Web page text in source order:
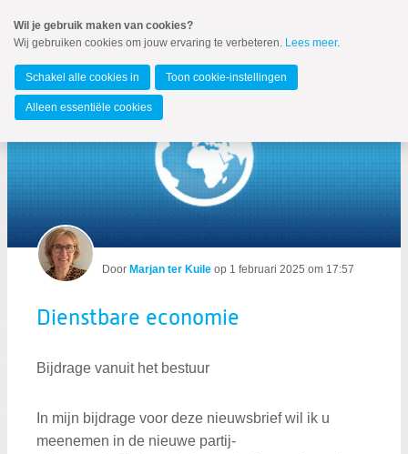
naar
Spring
de
inhoud
Spring
naar
Alblasserdam
MENU
Zoeken:
Zoeken
Door Marjan ter Kuile op 1 februari 2025 om 17:57
Dienstbare economie
Bijdrage vanuit het bestuur
In mijn bijdrage voor deze nieuwsbrief wil ik u
meenemen in de nieuwe partij-
Wil je gebruik maken van cookies?
Wij gebruiken cookies om jouw ervaring te verbeteren. Lees meer.
Schakel alle cookies in Toon cookie-instellingen
Alleen essentiële cookies